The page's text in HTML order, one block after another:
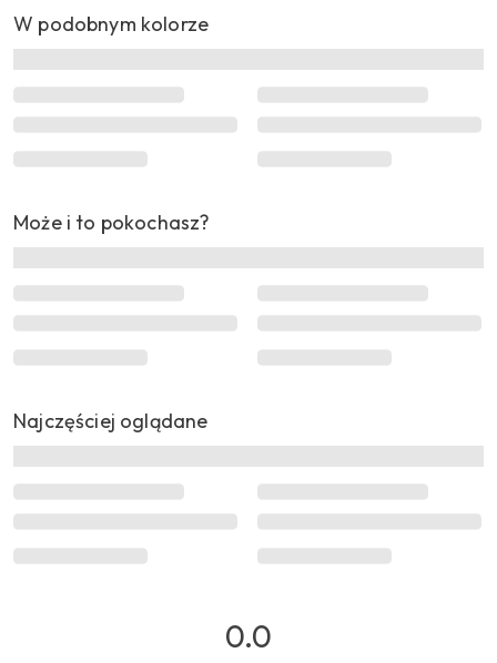
W podobnym kolorze
Może i to pokochasz?
Najczęściej oglądane
0.0